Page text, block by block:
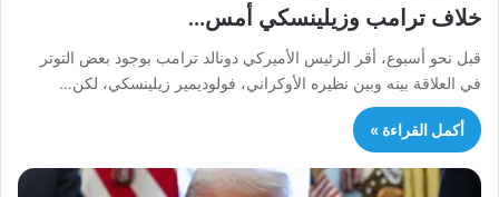
خلاف ترامب وزيلينسكي أمس…
قبل نحو أسبوع، أقر الرئيس الأميركي دونالد ترامب بوجود بعض التوتر
في العلاقة بينه وبين نظيره الأوكراني، فولوديمير زيلينسكي، لكن…
أكمل القراءة »